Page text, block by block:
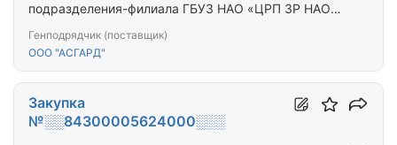
подразделения-филиала ГБУЗ НАО «ЦРП ЗР НАО»
Генподрядчик (поставщик)
ООО "АСГАРД"
Закупка
№░░84300005624000░░░